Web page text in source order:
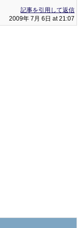
記事を引用して返信
2009年 7月 6日 at 21:07